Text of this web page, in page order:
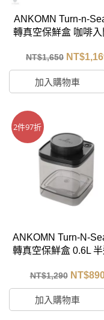
ANKOMN Turn-n-
轉真空保鮮盒 咖啡
多功能匙)
NT$1,650 NT$
加入購物車
2件97折
ANKOMN Turn-N-
轉真空保鮮盒 0.6L
NT$1,290 NT$
加入購物車